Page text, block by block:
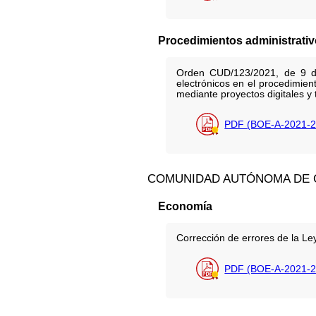
Procedimientos
Orden CUD/123/2021, de 9
electrónicos en el
mediante proyectos digitales y
PDF (BOE-A-2021-
COMUNIDAD AUTÓNOMA DE
Economía
Corrección de errores de la
PDF (BOE-A-2021-